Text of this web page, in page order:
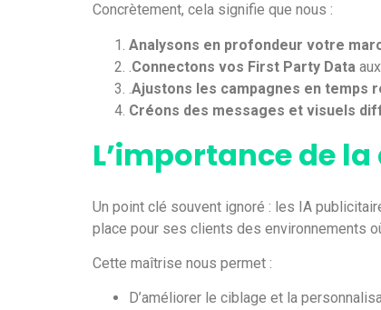
Concrètement, cela signifie que nous :
Analysons en profondeur votre
Connectons vos First Party Data
Ajustons les campagnes en temps
Créons des messages et visuels
L’importance de
Un point clé souvent ignoré : les IA
place pour ses clients des environnements
Cette maîtrise nous permet :
D’améliorer le ciblage et la